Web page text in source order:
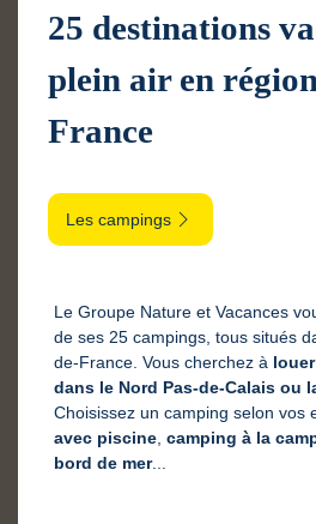
25 destinations
plein air en
France
Les campings
Le Groupe Nature et Vacances
de ses 25 campings, tous situés
de-France. Vous cherchez à
dans le Nord Pas-de-Calais ou
Choisissez un camping selon vos
avec piscine camping à la
bord de mer...